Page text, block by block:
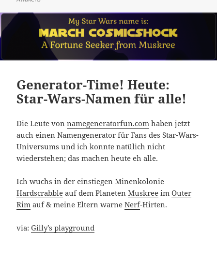
Generator-Time! Heute:
Star-Wars-Namen für alle!
Die Leute vonnamegeneratorfun.com haben jetzt
auch einen Namengenerator für Fans des Star-Wars-
Universums und ich konnte natülich nicht
wiederstehen; das machen heute eh alle.
Ich wuchs in der einstiegen Minenkolonie
Hardscrabble auf dem PlanetenMuskree imOuter
Rim auf & meine Eltern warneNerf-Hirten.
via:Gilly’s playground